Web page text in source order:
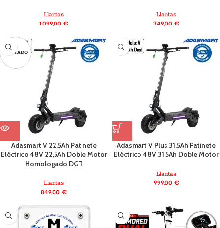
Llantas
1.099,00 €
Llantas
749,00 €
AGOTADO
Adasmart V 22,5Ah Patinete
Eléctrico 48V 22,5Ah Doble Motor
Homologado DGT
Llantas
849,00 €
Adasmart V Plus 31,5Ah Patinete
Eléctrico 48V 31,5Ah Doble Motor
Llantas
999,00 €